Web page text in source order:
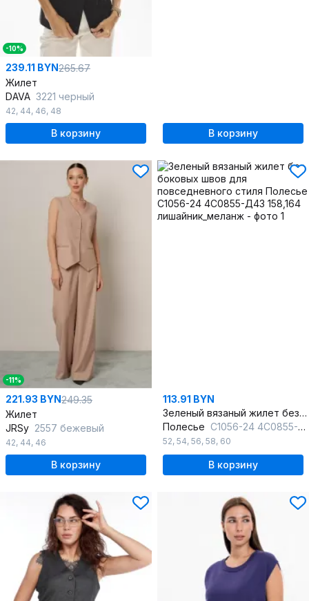
-10%
239.11 BYN265.67
Жилет
DAVA 3221 черный
42, 44, 46, 48
В корзину В корзину
-11%
221.93 BYN249.35
Жилет
JRSy 2557 бежевый
42, 44, 46
В корзину
113.91 BYN
Зеленый вязаный жилет без боковых швов для повседневного стиля
Полесье С1056-24 4С0855-Д43 158,164 лишайник_меланж
52, 54, 56, 58, 60
В корзину